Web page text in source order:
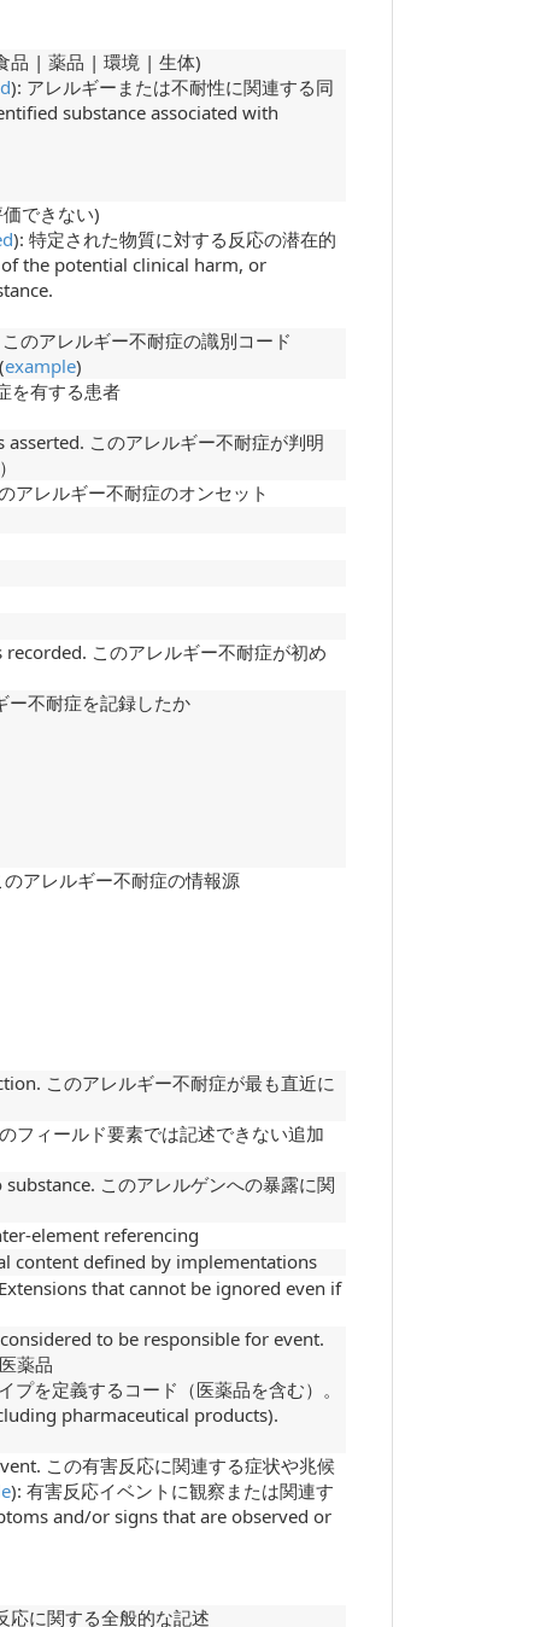
| 薬品 | 環境 | 生体)
): アレルギーまたは不耐性に関連する同
substance associated with
できない)
): 特定された物質に対する反応の潜在的
the potential clinical harm, or
のアレルギー不耐症の識別コード
(example)
を有する患者
このアレルギー不耐症が判明
レルギー不耐症のオンセット
このアレルギー不耐症が初め
不耐症を記録したか
アレルギー不耐症の情報源
このアレルギー不耐症が最も直近に
ィールド要素では記述できない追加
このアレルゲンへの暴露に関
element referencing
content defined by implementations
that cannot be ignored even if
to be responsible for event.
薬品
プを定義するコード（医薬品を含む）。
pharmaceutical products).
この有害反応に関連する症状や兆候
): 有害反応イベントに観察または関連す
and/or signs that are observed or
に関する全般的な記述